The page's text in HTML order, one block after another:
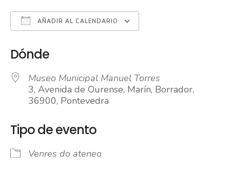
AÑADIR AL CALENDARIO
Dónde
Museo Municipal Manuel Torres
3, Avenida de Ourense, Marín, Borrador,
36900, Pontevedra
Tipo de evento
Venres do ateneo